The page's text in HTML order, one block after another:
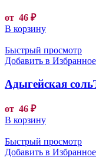
от 46 ₽
В корзину
Быстрый просмотр
Добавить в Избранное
Адыгейская
от 46 ₽
В корзину
Быстрый просмотр
Добавить в Избранное